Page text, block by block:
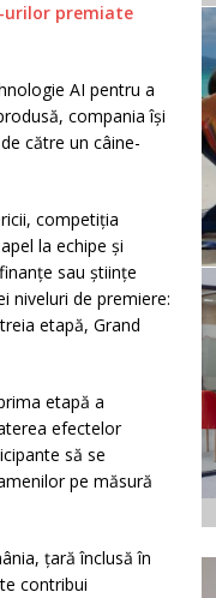
premiate
AI pentru a
compania își
către un câine-
competiția
la echipe și
sau științe
niveluri de premiere:
etapă, Grand
etapă a
efectelor
să se
pe măsură
țară înclusă în
contribui